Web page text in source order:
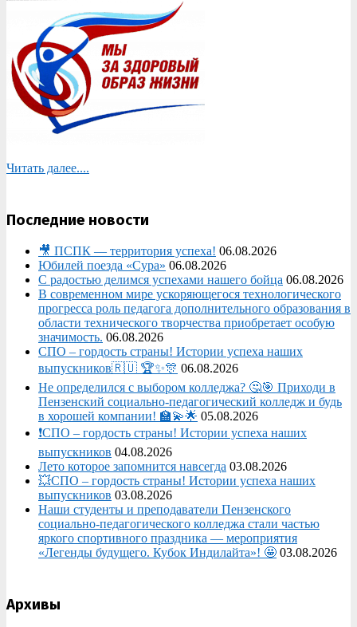
Читать далее....
Последние новости
🎥 ПСПК — территория успеха! 06.08.2026
Юбилей поезда «Сура» 06.08.2026
С радостью делимся успехами нашего бойца 06.08.2026
В современном мире ускоряющегося технологического
прогресса роль педагога дополнительного образования в
области технического творчества приобретает особую
значимость. 06.08.2026
СПО – гордость страны! Истории успеха наших
выпускников🇷🇺 🏆✨🎊 06.08.2026
Не определился с выбором колледжа? 🤔🎯 Приходи в
Пензенский социально-педагогический колледж и будь
в хорошей компании! 🏫💫🌟 05.08.2026
❗СПО – гордость страны! Истории успеха наших
выпускников 04.08.2026
Лето которое запомнится навсегда 03.08.2026
💥СПО – гордость страны! Истории успеха наших
выпускников 03.08.2026
Наши студенты и преподаватели Пензенского
социально‑педагогического колледжа стали частью
яркого спортивного праздника — мероприятия
«Легенды будущего. Кубок Индилайта»! 🤩 03.08.2026
Архивы